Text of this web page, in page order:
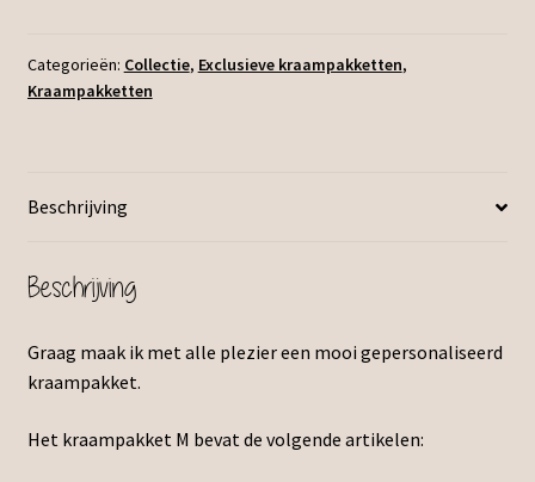
Categorieën: Collectie, Exclusieve kraampakketten,
Kraampakketten
Beschrijving
Beschrijving
Graag maak ik met alle plezier een mooi gepersonaliseerd
kraampakket.
Het kraampakket M bevat de volgende artikelen: